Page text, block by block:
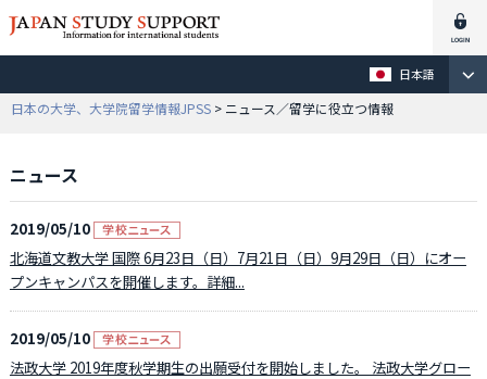
日本語
日本の大学、大学院留学情報JPSS > ニュース／留学に役立つ情報
ニュース
2019/05/10
北海道文教大学 国際 6月23日（日）7月21日（日）9月29日（日）にオー
プンキャンパスを開催します。詳細...
2019/05/10
法政大学 2019年度秋学期生の出願受付を開始しました。 法政大学グロー